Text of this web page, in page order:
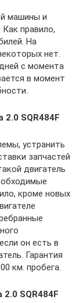
машины и
правило,
На
нет.
с момента
в момент
SQR484F
устранить
запчастей
двигатель
кроме новых
он есть в
Гарантия
км. пробега.
SQR484F